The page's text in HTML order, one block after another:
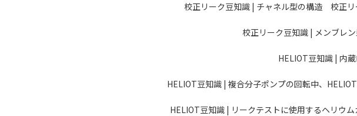
校正リーク豆知識 | チャネル型の構造 校正
校正リーク豆知識 | メンブレ
HELIOT豆知識 | 内
HELIOT豆知識 | 複合分子ポンプの回転中、
HELIOT豆知識 | リークテストに使用するヘリウ